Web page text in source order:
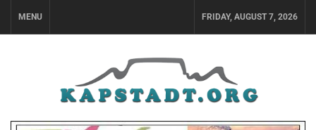
MENU FRIDAY, AUGUST 7, 2026